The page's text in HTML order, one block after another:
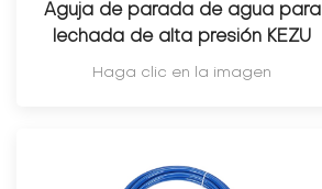
Aguja de parada de agua para
lechada de alta presión KEZU
Haga clic en la imagen